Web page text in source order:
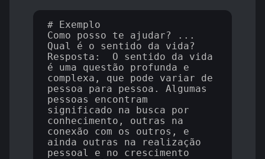
# Exemplo
Como posso te ajudar? ...
Qual é o sentido da vida?
Resposta:  O sentido da vida
é uma questão profunda e
complexa, que pode variar de
pessoa para pessoa. Algumas
pessoas encontram
significado na busca por
conhecimento, outras na
conexão com os outros, e
ainda outras na realização
pessoal e no crescimento